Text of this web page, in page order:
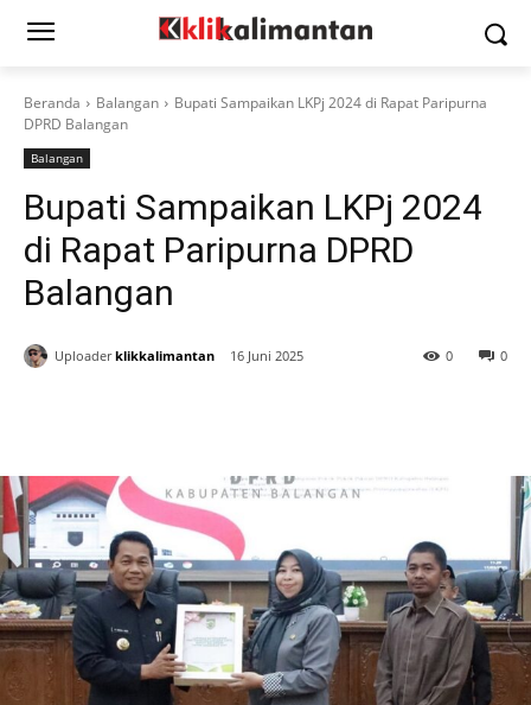
Beranda Balangan
Bupati Sampaikan LKPj 2024 di Rapat Paripurna
DPRD Balangan
Balangan
Bupati Sampaikan LKPj 2024
di Rapat Paripurna DPRD
Balangan
Uploader klikkalimantan 16 Juni 2025 0
0